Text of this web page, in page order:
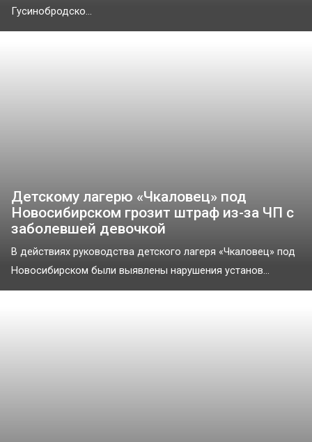
Гусинобродско...
Детскому лагерю «Чкаловец» под
Новосибирском грозит штраф из-за ЧП с
заболевшей девочкой
В действиях руководства детского лагеря «Чкаловец» под
Новосибирском были выявлены нарушения установ...